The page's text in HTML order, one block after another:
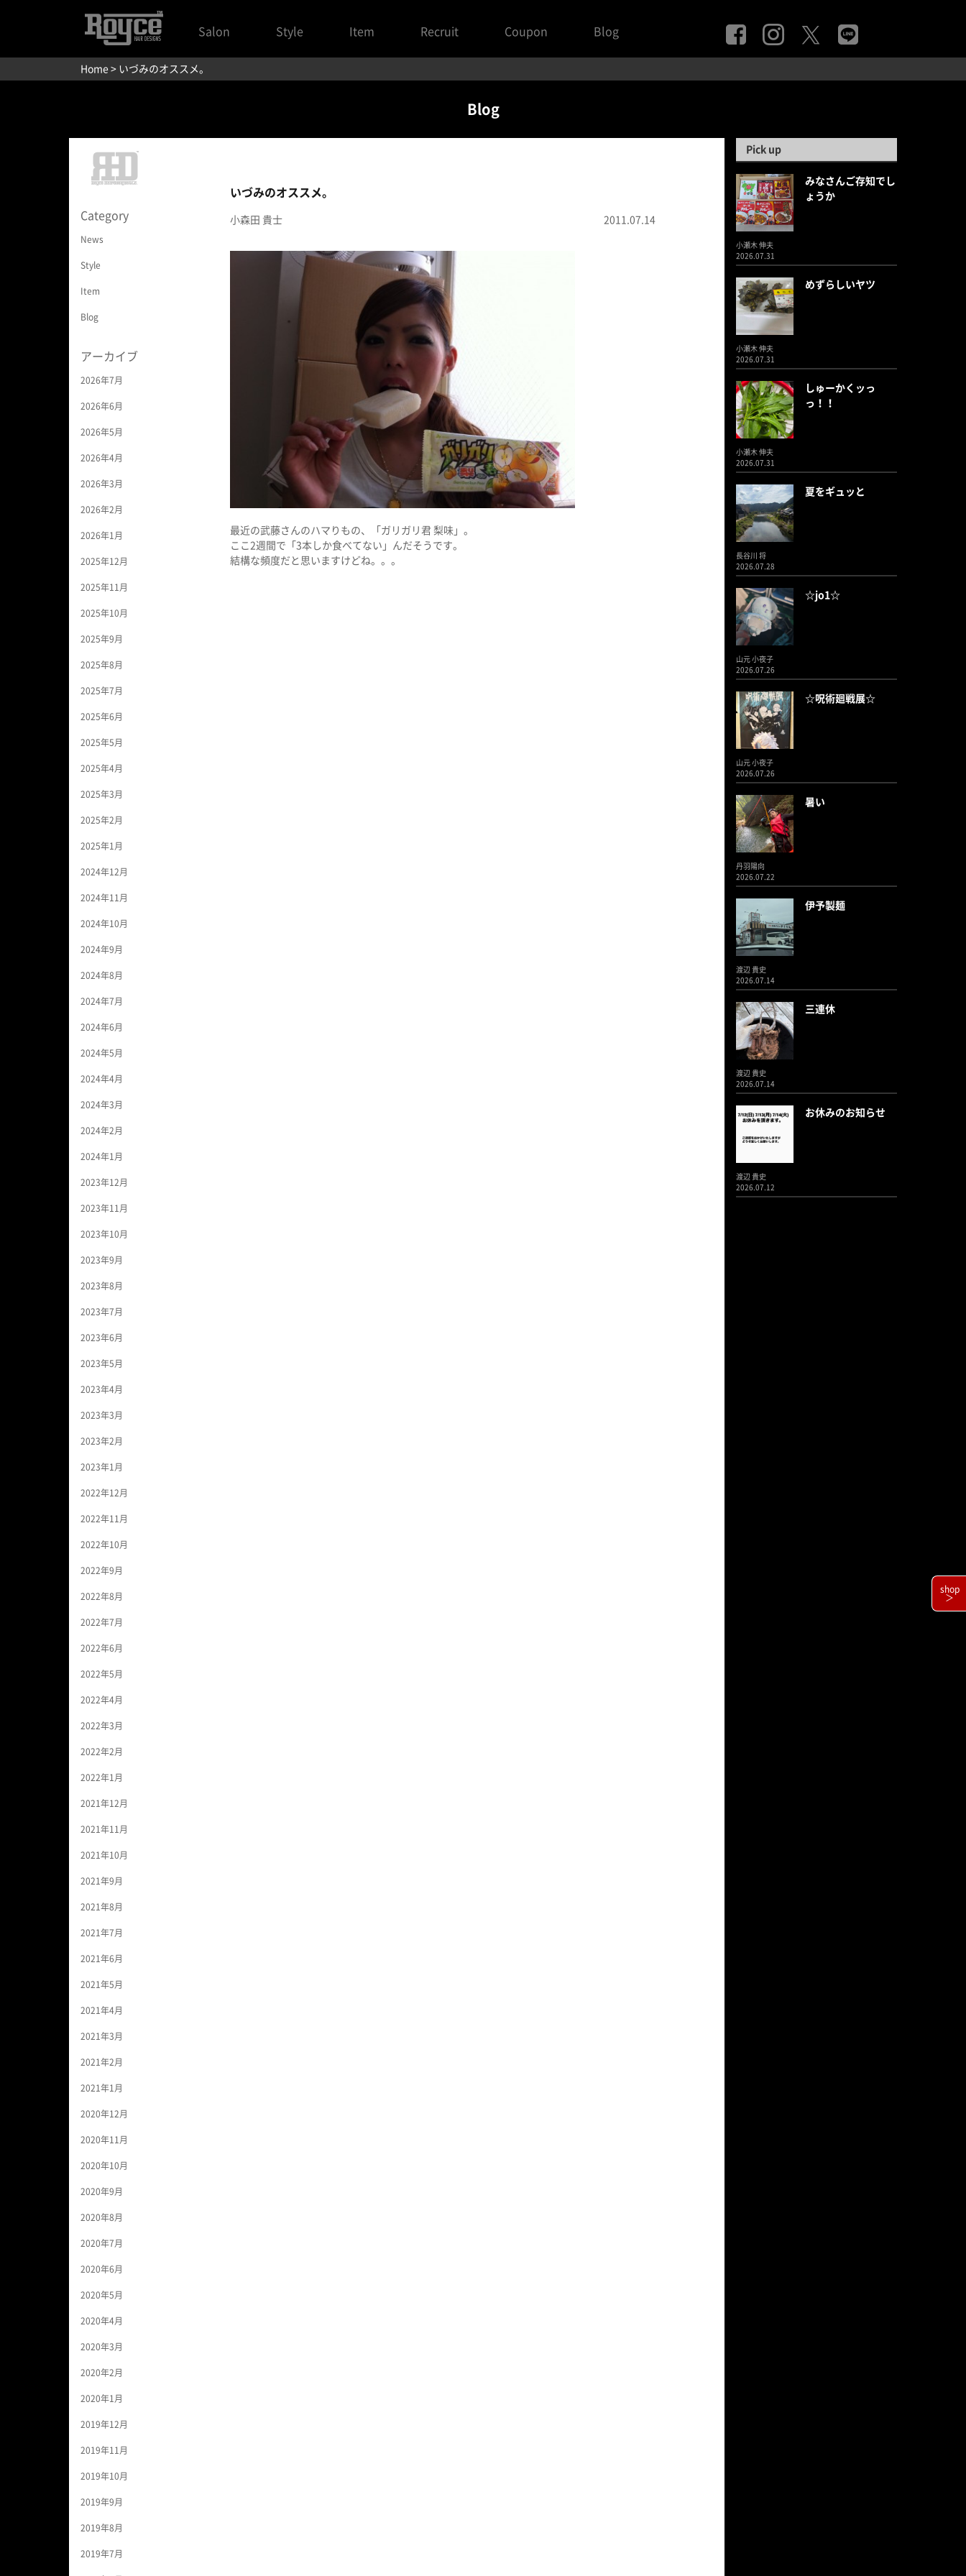
Salon Style Item Recruit Coupon Blog
Home > いづみのオススメ。
Blog
Category
News
Style
Item
Blog
アーカイブ
2026年7月
2026年6月
2026年5月
2026年4月
2026年3月
2026年2月
2026年1月
2025年12月
2025年11月
2025年10月
2025年9月
2025年8月
2025年7月
2025年6月
2025年5月
2025年4月
2025年3月
2025年2月
2025年1月
2024年12月
2024年11月
2024年10月
2024年9月
2024年8月
2024年7月
2024年6月
2024年5月
2024年4月
2024年3月
2024年2月
2024年1月
2023年12月
2023年11月
2023年10月
2023年9月
2023年8月
2023年7月
2023年6月
2023年5月
2023年4月
2023年3月
2023年2月
2023年1月
2022年12月
2022年11月
2022年10月
2022年9月
2022年8月
2022年7月
2022年6月
2022年5月
2022年4月
2022年3月
2022年2月
2022年1月
2021年12月
2021年11月
2021年10月
2021年9月
2021年8月
2021年7月
2021年6月
2021年5月
2021年4月
2021年3月
2021年2月
2021年1月
2020年12月
2020年11月
2020年10月
2020年9月
2020年8月
2020年7月
2020年6月
2020年5月
2020年4月
2020年3月
2020年2月
2020年1月
2019年12月
2019年11月
2019年10月
2019年9月
2019年8月
2019年7月
いづみのオススメ。
小森田 貴士 2011.07.14
最近の武藤さんのハマりもの、「ガリガリ君 梨味」。
ここ2週間で「3本しか食べてない」んだそうです。
結構な頻度だと思いますけどね。。。
Pick up
みなさんご存知でし
ょうか
小瀬木 伸夫
2026.07.31
めずらしいヤツ
小瀬木 伸夫
2026.07.31
しゅーかくッっ
っ！！
小瀬木 伸夫
2026.07.31
夏をギュッと
長谷川 将
2026.07.28
☆jo1☆
山元 小夜子
2026.07.26
☆呪術廻戦展☆
山元 小夜子
2026.07.26
暑い
丹羽陽向
2026.07.22
伊予製麺
渡辺 貴史
2026.07.14
三連休
渡辺 貴史
2026.07.14
お休みのお知らせ
渡辺 貴史
2026.07.12
shop
＞